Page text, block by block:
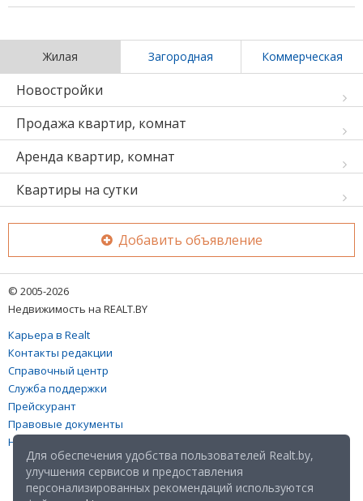
Жилая Загородная Коммерческая
Новостройки
Продажа квартир, комнат
Аренда квартир, комнат
Квартиры на сутки
Добавить объявление
© 2005-2026
Недвижимость на REALT.BY
Карьера в Realt
Контакты редакции
Справочный центр
Служба поддержки
Прейскурант
Правовые документы
Настройка файлов cookies
Для обеспечения удобства пользователей Realt.by,
улучшения сервисов и предоставления
персонализированных рекомендаций используются